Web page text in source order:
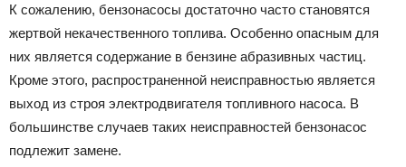
К сожалению, бензонасосы достаточно часто становятся
жертвой некачественного топлива. Особенно опасным для
них является содержание в бензине абразивных частиц.
Кроме этого, распространенной неисправностью является
выход из строя электродвигателя топливного насоса. В
большинстве случаев таких неисправностей бензонасос
подлежит замене.